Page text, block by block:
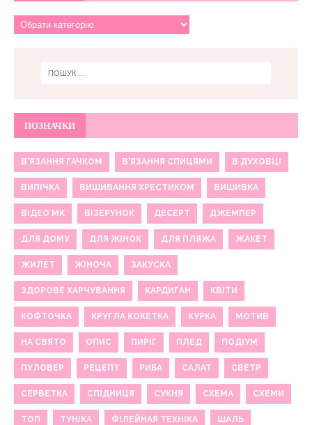
ПОЗНАЧКИ
В'ЯЗАННЯ ГАЧКОМ В'ЯЗАННЯ СПИЦЯМИ В ДУХОВЦІ
ВИПІЧКА ВИШИВАННЯ ХРЕСТИКОМ ВИШИВКА
ВІДЕО МК ВІЗЕРУНОК ДЕСЕРТ ДЖЕМПЕР
ДЛЯ ДОМУ ДЛЯ ЖІНОК ДЛЯ ПЛЯЖА ЖАКЕТ
ЖИЛЕТ ЖІНОЧА ЗАКУСКА
ЗДОРОВЕ ХАРЧУВАННЯ КАРДИГАН КВІТИ
КОФТОЧКА КРУГЛА КОКЕТКА КУРКА МОТИВ
НА СВЯТО ОПИС ПИРІГ ПЛЕД ПОДІУМ
ПУЛОВЕР РЕЦЕПТ РИБА САЛАТ СВЕТР
СЕРВЕТКА СПІДНИЦЯ СУКНЯ СХЕМА СХЕМИ
ТОП ТУНІКА ФІЛЕЙНАЯ ТЕХНІКА ШАЛЬ